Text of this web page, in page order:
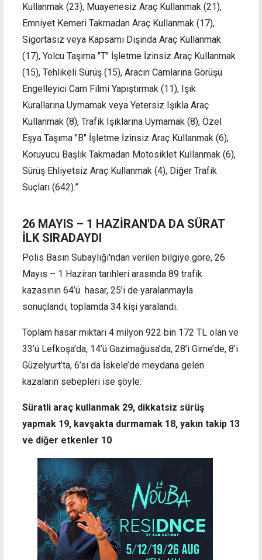
Kullanmak (23), Muayenesiz Araç Kullanmak (21),
Emniyet Kemeri Takmadan Araç Kullanmak (17),
Sigortasız veya Kapsamı Dışında Araç Kullanmak
(17), Yolcu Taşıma "T" İşletme İzinsiz Araç Kullanmak
(15), Tehlikeli Sürüş (15), Aracın Camlarına Görüşü
Engelleyici Cam Filmi Yapıştırmak (11), Işık
Kurallarına Uymamak veya Yetersiz Işıkla Araç
Kullanmak (8), Trafik Işıklarına Uymamak (8), Özel
Eşya Taşıma "B" İşletme İzinsiz Araç Kullanmak (6),
Koruyucu Başlık Takmadan Motosiklet Kullanmak (6),
Sürüş Ehliyetsiz Araç Kullanmak (4), Diğer Trafik
Suçları (642).”
26 MAYIS – 1 HAZİRAN'DA DA SÜRAT
İLK SIRADAYDI
Polis Basın Subaylığı'ndan verilen bilgiye göre, 26
Mayıs – 1 Haziran tarihleri arasında 89 trafik
kazasının 64’ü hasar, 25’i de yaralanmayla
sonuçlandı, toplamda 34 kişi yaralandı.
Toplam hasar miktarı 4 milyon 922 bin 172 TL olan ve
33’ü Lefkoşa’da, 14’ü Gazimağusa’da, 28’i Girne’de, 8’i
Güzelyurt’ta, 6’sı da İskele’de meydana gelen
kazaların sebepleri ise şöyle:
Süratli araç kullanmak 29, dikkatsiz sürüş
yapmak 19, kavşakta durmamak 18, yakın takip 13
ve diğer etkenler 10